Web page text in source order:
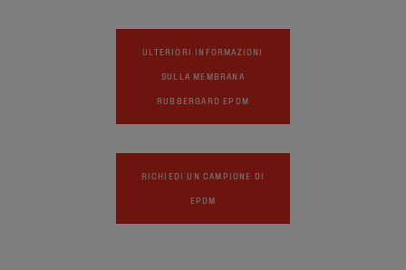
ULTERIORI INFORMAZIONI
SULLA MEMBRANA
RUBBERGARD EPDM
RICHIEDI UN CAMPIONE DI
EPDM